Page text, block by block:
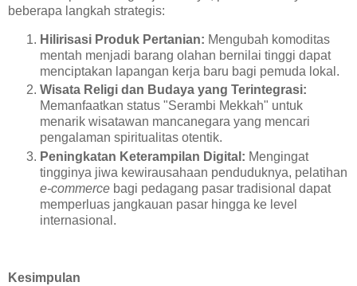
beberapa langkah strategis:
Hilirisasi Produk Pertanian: Mengubah komoditas
mentah menjadi barang olahan bernilai tinggi dapat
menciptakan lapangan kerja baru bagi pemuda lokal.
Wisata Religi dan Budaya yang Terintegrasi:
Memanfaatkan status "Serambi Mekkah" untuk
menarik wisatawan mancanegara yang mencari
pengalaman spiritualitas otentik.
Peningkatan Keterampilan Digital: Mengingat
tingginya jiwa kewirausahaan penduduknya, pelatihan
e-commerce bagi pedagang pasar tradisional dapat
memperluas jangkauan pasar hingga ke level
internasional.
Kesimpulan